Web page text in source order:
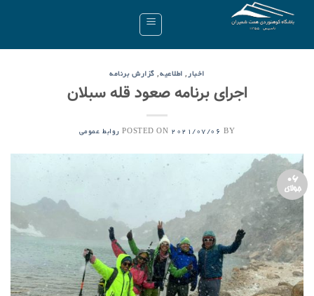
اخبار, اطلاعیه, گزارش برنامه
اجرای برنامه صعود قله سبلان
POSTED ON 2021/07/06 BY روابط عمومی
06
جولای